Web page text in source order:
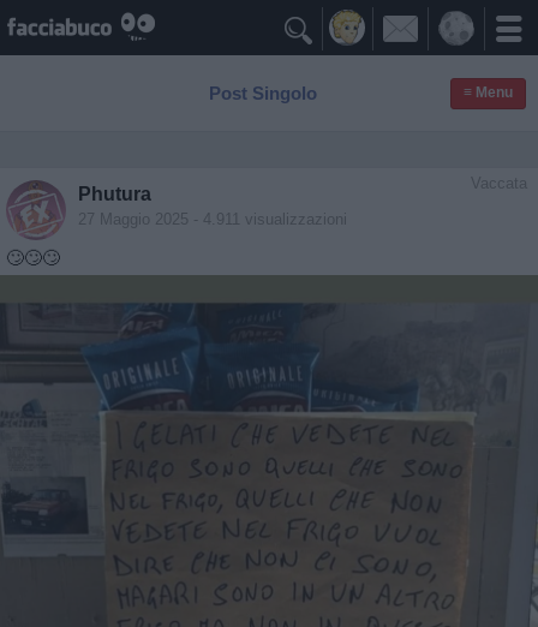

Post Singolo ≡ Menu
Vaccata
Phutura
27 Maggio 2025 - 4.911 visualizzazioni
🙄🙄🙄